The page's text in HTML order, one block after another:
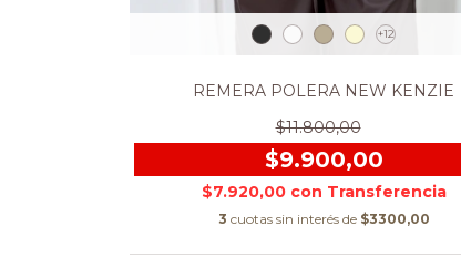
+12
REMERA POLERA NEW KENZIE
$11.800,00
$9.900,00
$7.920,00 con
3 cuotas sin interés de $3300,00